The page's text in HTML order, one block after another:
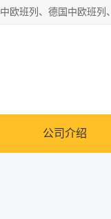
公司介绍